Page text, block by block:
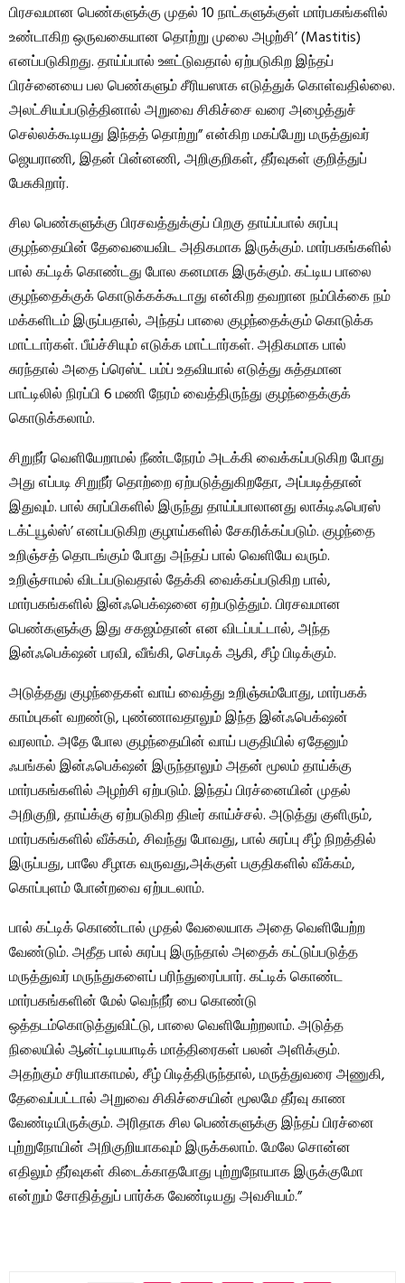
பிரசவமான பெண்களுக்கு முதல் 10 நாட்களுக்குள் மார்பகங்களில்
உண்டாகிற ஒருவகையான தொற்று முலை அழற்சி’ (Mastitis)
எனப்படுகிறது. தாய்ப்பால் ஊட்டுவதால் ஏற்படுகிற இந்தப்
பிரச்னையை பல பெண்களும் சீரியஸாக எடுத்துக் கொள்வதில்லை.
அலட்சியப்படுத்தினால் அறுவை சிகிச்சை வரை அழைத்துச்
செல்லக்கூடியது இந்தத் தொற்று” என்கிற மகப்பேறு மருத்துவர்
ஜெயராணி, இதன் பின்னணி, அறிகுறிகள், தீர்வுகள் குறித்துப்
பேசுகிறார்.
சில பெண்களுக்கு பிரசவத்துக்குப் பிறகு தாய்ப்பால் சுரப்பு
குழந்தையின் தேவையைவிட அதிகமாக இருக்கும். மார்பகங்களில்
பால் கட்டிக் கொண்டது போல கனமாக இருக்கும். கட்டிய பாலை
குழந்தைக்குக் கொடுக்கக்கூடாது என்கிற தவறான நம்பிக்கை நம்
மக்களிடம் இருப்பதால், அந்தப் பாலை குழந்தைக்கும் கொடுக்க
மாட்டார்கள். பீய்ச்சியும் எடுக்க மாட்டார்கள். அதிகமாக பால்
சுரந்தால் அதை ப்ரெஸ்ட் பம்ப் உதவியால் எடுத்து சுத்தமான
பாட்டிலில் நிரப்பி 6 மணி நேரம் வைத்திருந்து குழந்தைக்குக்
கொடுக்கலாம்.
சிறுநீர் வெளியேறாமல் நீண்டநேரம் அடக்கி வைக்கப்படுகிற போது
அது எப்படி சிறுநீர் தொற்றை ஏற்படுத்துகிறதோ, அப்படித்தான்
இதுவும். பால் சுரப்பிகளில் இருந்து தாய்ப்பாலானது லாக்டிஃபெரஸ்
டக்ட்யூல்ஸ்’ எனப்படுகிற குழாய்களில் சேகரிக்கப்படும். குழந்தை
உறிஞ்சத் தொடங்கும் போது அந்தப் பால் வெளியே வரும்.
உறிஞ்சாமல் விடப்படுவதால் தேக்கி வைக்கப்படுகிற பால்,
மார்பகங்களில் இன்ஃபெக்‌ஷனை ஏற்படுத்தும். பிரசவமான
பெண்களுக்கு இது சகஜம்தான் என விடப்பட்டால், அந்த
இன்ஃபெக்‌ஷன் பரவி, வீங்கி, செப்டிக் ஆகி, சீழ் பிடிக்கும்.
அடுத்தது குழந்தைகள் வாய் வைத்து உறிஞ்சும்போது, மார்பகக்
காம்புகள் வறண்டு, புண்ணாவதாலும் இந்த இன்ஃபெக்‌ஷன்
வரலாம். அதே போல குழந்தையின் வாய் பகுதியில் ஏதேனும்
ஃபங்கல் இன்ஃபெக்‌ஷன் இருந்தாலும் அதன் மூலம் தாய்க்கு
மார்பகங்களில் அழற்சி ஏற்படும். இந்தப் பிரச்னையின் முதல்
அறிகுறி, தாய்க்கு ஏற்படுகிற திடீர் காய்ச்சல். அடுத்து குளிரும்,
மார்பகங்களில் வீக்கம், சிவந்து போவது, பால் சுரப்பு சீழ் நிறத்தில்
இருப்பது, பாலே சீழாக வருவது,அக்குள் பகுதிகளில் வீக்கம்,
கொப்புளம் போன்றவை ஏற்படலாம்.
பால் கட்டிக் கொண்டால் முதல் வேலையாக அதை வெளியேற்ற
வேண்டும். அதீத பால் சுரப்பு இருந்தால் அதைக் கட்டுப்படுத்த
மருத்துவர் மருந்துகளைப் பரிந்துரைப்பார். கட்டிக் கொண்ட
மார்பகங்களின் மேல் வெந்நீர் பை கொண்டு
ஒத்தடம்கொடுத்துவிட்டு, பாலை வெளியேற்றலாம். அடுத்த
நிலையில் ஆன்ட்டிபயாடிக் மாத்திரைகள் பலன் அளிக்கும்.
அதற்கும் சரியாகாமல், சீழ் பிடித்திருந்தால், மருத்துவரை அணுகி,
தேவைப்பட்டால் அறுவை சிகிச்சையின் மூலமே தீர்வு காண
வேண்டியிருக்கும். அரிதாக சில பெண்களுக்கு இந்தப் பிரச்னை
புற்றுநோயின் அறிகுறியாகவும் இருக்கலாம். மேலே சொன்ன
எதிலும் தீர்வுகள் கிடைக்காதபோது புற்றுநோயாக இருக்குமோ
என்றும் சோதித்துப் பார்க்க வேண்டியது அவசியம்.”